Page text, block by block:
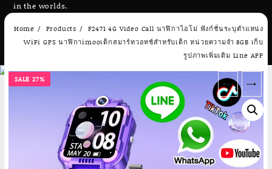
Skip
content
in the worlds.
Search
Home Products
F2471 4G Video Call นาฬิกาไอโม่ ฟังก์ชั่นระบุตำแหน่ง
WiFi GPS นาฬิกาimooเด็กสมาร์ทวอทช์สำหรับเด็ก หน่วยความจำ 8GB เก็บ
รูปภาพเพิ่มเติม Line APP
SALE 27% ← →
Add to cart Add to cart